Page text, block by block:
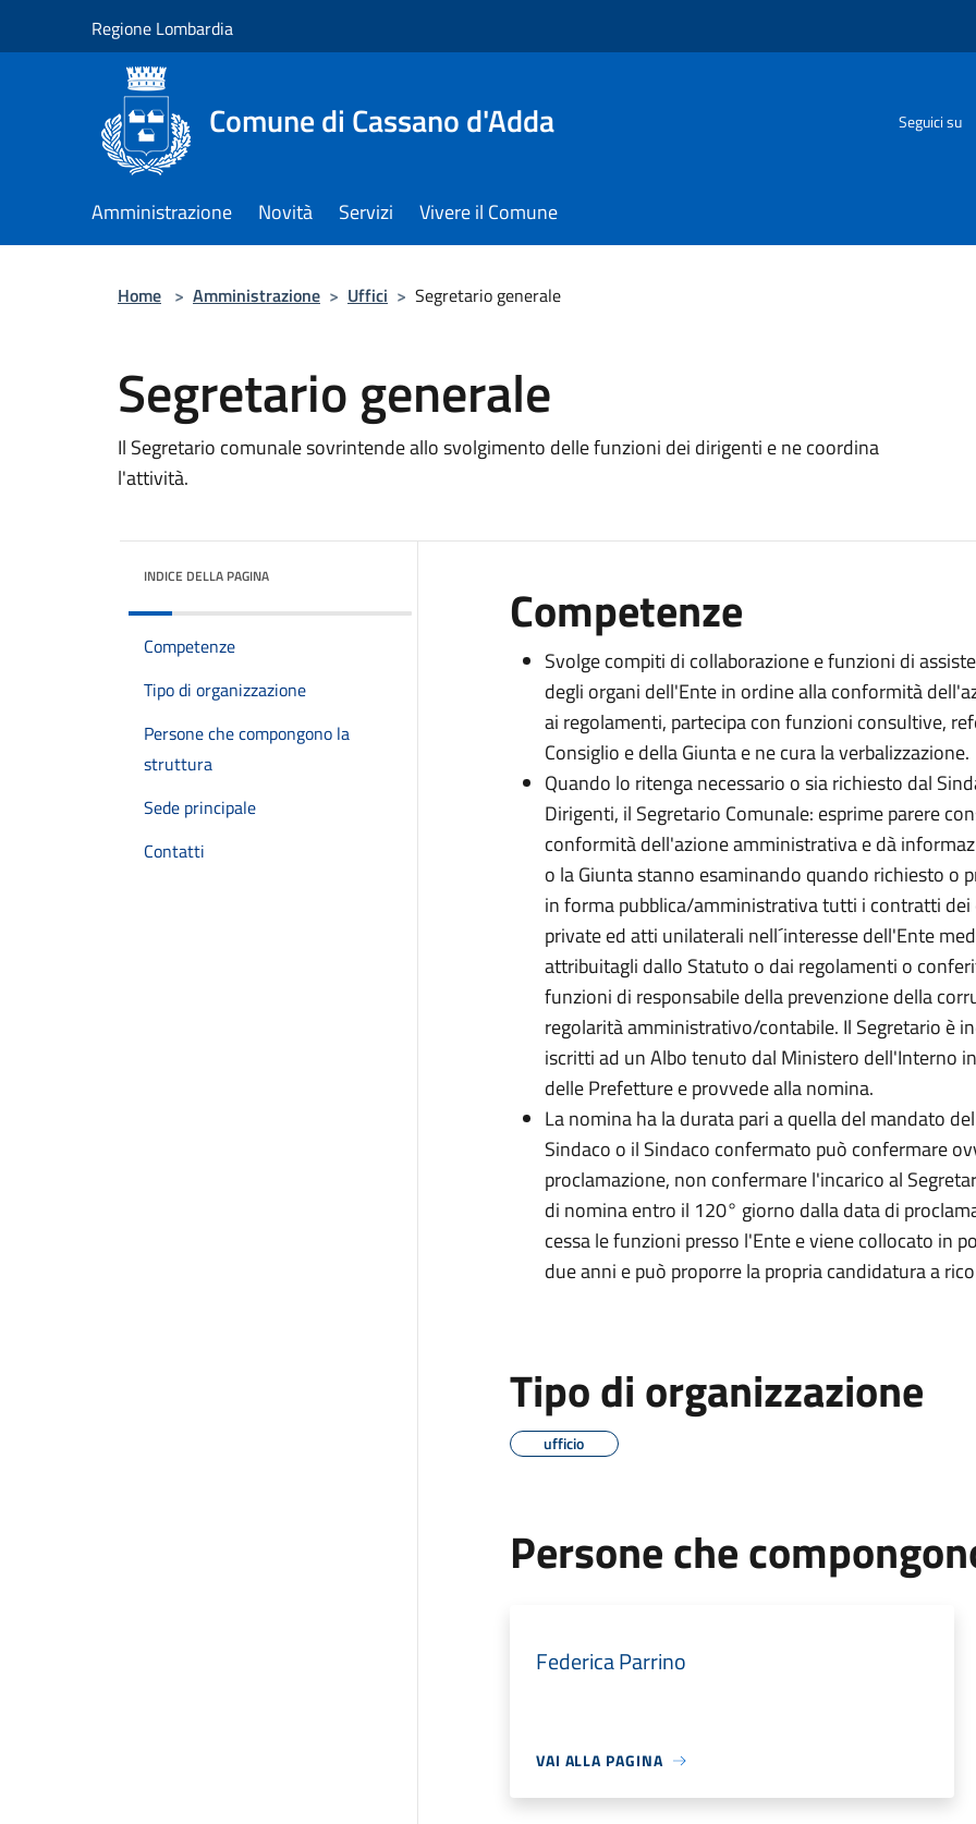
Regione Lombardia
Comune di Cassano d'Adda Seguici su
Amministrazione Novità Servizi Vivere il Comune
Home > Amministrazione > Uffici > Segretario generale
Segretario generale
Il Segretario comunale sovrintende allo svolgimento delle funzioni dei dirigenti e ne coordina
l'attività.
INDICE DELLA PAGINA
Competenze
Tipo di organizzazione
Persone che compongono la
struttura
Sede principale
Contatti
Competenze
Svolge compiti di collaborazione e funzioni di
degli organi dell'Ente in ordine alla conformità
ai regolamenti, partecipa con funzioni consultive,
Consiglio e della Giunta e ne cura la verbalizzazione.
Quando lo ritenga necessario o sia richiesto dal
Dirigenti, il Segretario Comunale: esprime parere
conformità dell'azione amministrativa e dà
o la Giunta stanno esaminando quando richiesto o
in forma pubblica/amministrativa tutti i contratti
private ed atti unilaterali nell´interesse dell'Ente
attribuitagli dallo Statuto o dai regolamenti o
funzioni di responsabile della prevenzione della
regolarità amministrativo/contabile. Il Segretario è
iscritti ad un Albo tenuto dal Ministero dell'Interno
delle Prefetture e provvede alla nomina.
La nomina ha la durata pari a quella del mandato
Sindaco o il Sindaco confermato può confermare
proclamazione, non confermare l'incarico al
di nomina entro il 120° giorno dalla data di
cessa le funzioni presso l'Ente e viene collocato in
due anni e può proporre la propria candidatura a
Tipo di organizzazione
ufficio
Persone che
Federica Parrino
VAI ALLA PAGINA